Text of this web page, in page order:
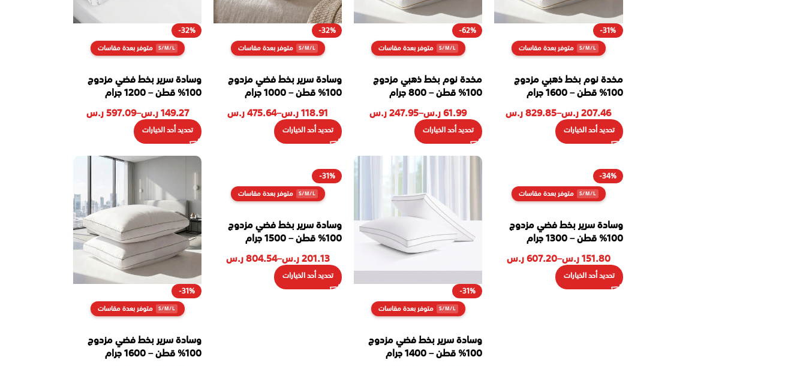
-31%
متوفر بعدة مقاسات
مخدة نوم بخط ذهبي مزدوج
100% قطن – 1600 جرام
207.46ر.س–
829.85ر.س
تحديد أحد الخيارات
-62%
متوفر بعدة مقاسات
مخدة نوم بخط ذهبي مزدوج
100% قطن – 800 جرام
61.99ر.س–
247.95ر.س
تحديد أحد الخيارات
-32%
متوفر بعدة مقاسات
وسادة سرير بخط فضي مزدوج
100% قطن – 1000 جرام
118.91ر.س–
475.64ر.س
تحديد أحد الخيارات
-32%
متوفر بعدة مقاسات
وسادة سرير بخط فضي مزدوج
100% قطن – 1200 جرام
149.27ر.س–
597.09ر.س
تحديد أحد الخيارات
-34%
متوفر بعدة مقاسات
وسادة سرير بخط فضي مزدوج
100% قطن – 1300 جرام
151.80ر.س–
607.20ر.س
تحديد أحد الخيارات
-31%
متوفر بعدة مقاسات
وسادة سرير بخط فضي مزدوج
100% قطن – 1400 جرام
-31%
متوفر بعدة مقاسات
وسادة سرير بخط فضي مزدوج
100% قطن – 1500 جرام
201.13ر.س–
804.54ر.س
تحديد أحد الخيارات
-31%
متوفر بعدة مقاسات
وسادة سرير بخط فضي مزدوج
100% قطن – 1600 جرام